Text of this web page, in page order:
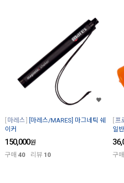
마레스
[마레스/MARES] 마그네틱 쉐
이커
150,000원
구매 40 리뷰 10
프
일
구매